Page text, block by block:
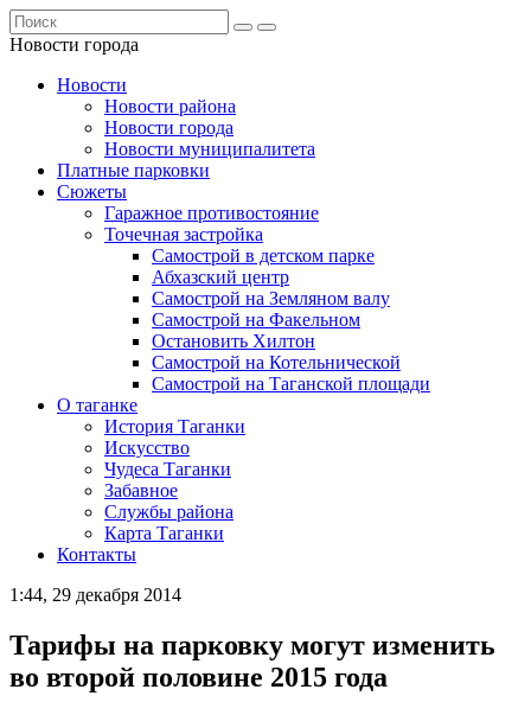
Новости города
Новости
Новости района
Новости города
Новости муниципалитета
Платные парковки
Сюжеты
Гаражное противостояние
Точечная застройка
Самострой в детском парке
Абхазский центр
Самострой на Земляном валу
Самострой на Факельном
Остановить Хилтон
Самострой на Котельнической
Самострой на Таганской площади
О таганке
История Таганки
Искусство
Чудеса Таганки
Забавное
Службы района
Карта Таганки
Контакты
1:44, 29 декабря 2014
Тарифы на парковку могут изменить
во второй половине 2015 года